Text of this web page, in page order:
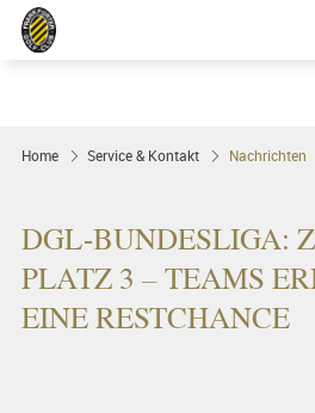
Home Service & Kontakt Nachrichten
DGL-BUNDESLIGA:
PLATZ 3 – TEAMS
EINE RESTCHANCE